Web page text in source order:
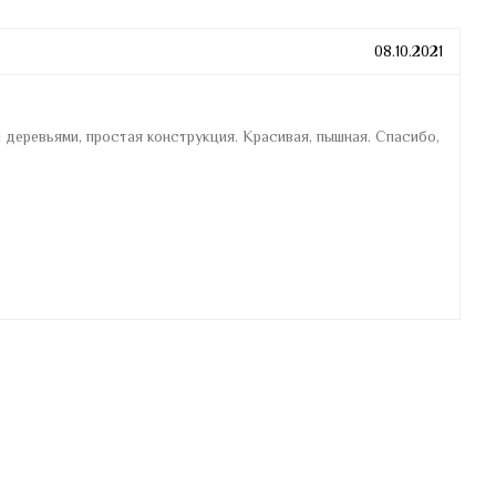
08.10.2021
простая конструкция. Красивая, пышная. Спасибо,